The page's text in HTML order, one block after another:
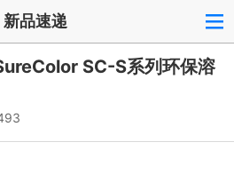
新品速递
SC-S系列环保溶